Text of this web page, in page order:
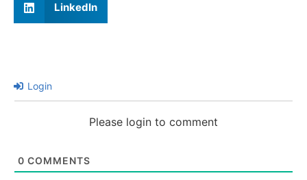
LinkedIn
Login
Please login to comment
0 COMMENTS